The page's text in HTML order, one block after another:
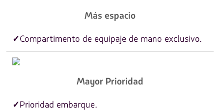
Más espacio
✓Compartimento de equipaje de mano exclusivo.
Mayor Prioridad
✓Prioridad embarque.